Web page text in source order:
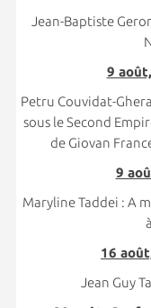
Jean-Baptiste
9
Petru Couvidat-
sous le Second
de Giovan
9
Maryline Taddei : A
16
Jean Guy